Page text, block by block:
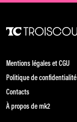
Mentions légales et CGU
Politique de confidentialité
Contacts
À propos de mk2